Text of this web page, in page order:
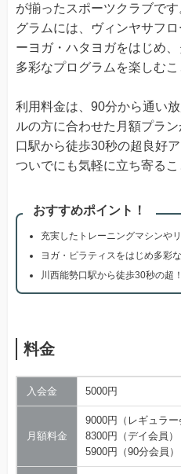
が揃ったスポーツクラブで
グラムには、ヴィンヤサフ
ーヨガ・ハタヨガをはじめ
多彩なプログラムを楽しむこ
利用料金は、90分から通い
ルの方に合わせた月額プラ
口駅から徒歩30秒の超良好
ついでにも気軽に立ち寄るこ
おすすめポイント！
充実したトレーニングマシンや
ヨガ・ピラティスをはじめ多彩
川西能勢口駅から徒歩30秒の超
料金
入会金 5000円
月額料金
9000円（レギュラー
8300円（デイ会員）
5900円（90分会員）